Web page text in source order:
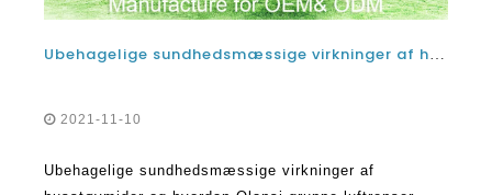
Ubehagelige sundhedsmæssige virkninger af husstøvmider og hvordan Olansi gruppe luftrenser maskine til hjemmet KAN HJÆLPE
2021-11-10
Ubehagelige sundhedsmæssige virkninger af